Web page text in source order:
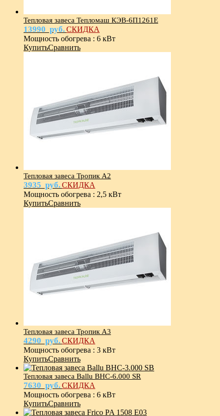
Тепловая завеса Тепломаш КЭВ-6П1261Е
13990 руб.СКИДКА
Мощность обогрева : 6 кВт
КупитьСравнить
Тепловая завеса Тропик А2
3935 руб.СКИДКА
Мощность обогрева : 2,5 кВт
КупитьСравнить
Тепловая завеса Тропик А3
4290 руб.СКИДКА
Мощность обогрева : 3 кВт
КупитьСравнить
Тепловая завеса Ballu BHC-6.000 SR
7630 руб.СКИДКА
Мощность обогрева : 6 кВт
КупитьСравнить